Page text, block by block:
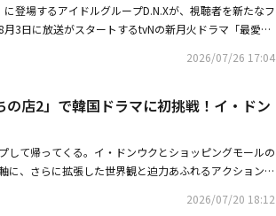
登場するアイドルグループD.N.Xが、視聴者を新たなフ
3日に放送がスタートするtvNの新月火ドラマ「最愛の
長ロマンスを描く作品だ。劇中でナム・ダルム（キム・
夢を叶えるため、イ・チャンとカン・ハギ（カン・フ
彼女は、代表のカン・ハギと推しのイ・チャンの間
・ダルムがAPPELLOに入社するきっかけとなったD.
アイドルグループだ。ビジュアル担当のイ・チャンを中
ダーのヒョク（CIXのヒョンソク）、テオ（EPEXのベ
成されている。2015年にデビューしたD.N.Xは、爽やか
2026/07/26 17:04
店2」で韓国ドラマに初挑戦！イ・ドン
して帰ってくる。イ・ドンウクとショッピングモールの
に、さらに拡張した世界観と迫力あふれるアクションが
テルで、Disney+オリジナルシリーズ「殺し屋たちの店
2026/07/20 18:12